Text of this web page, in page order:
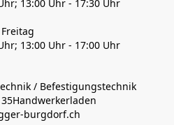
13:00 Uhr - 17:30 Uhr
Freitag
13:00 Uhr - 17:00 Uhr
/ Befestigungstechnik
Handwerkerladen
burgdorf.ch